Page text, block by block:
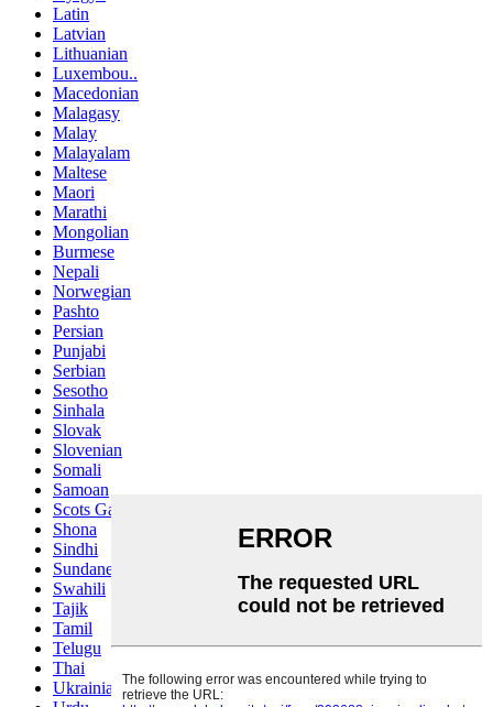
Latin
Latvian
Lithuanian
Luxembou..
Macedonian
Malagasy
Malay
Malayalam
Maltese
Maori
Marathi
Mongolian
Burmese
Nepali
Norwegian
Pashto
Persian
Punjabi
Serbian
Sesotho
Sinhala
Slovak
Slovenian
Somali
Samoan
Scots Gaelic
Shona
Sindhi
Sundanese
Swahili
Tajik
Tamil
Telugu
Thai
Ukrainian